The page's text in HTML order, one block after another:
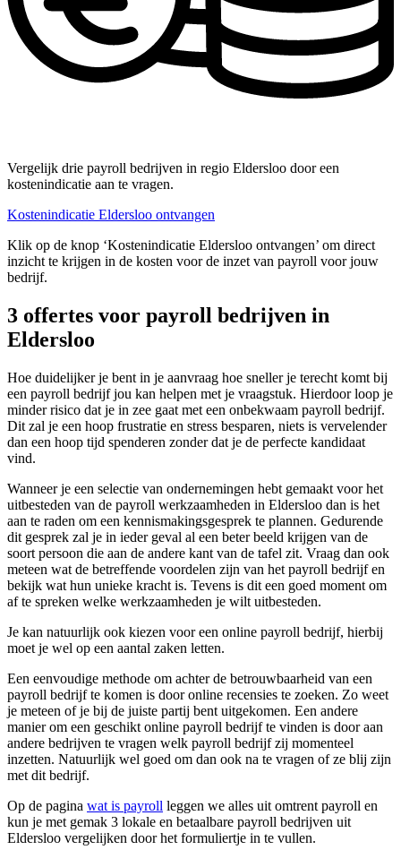
Vergelijk drie payroll bedrijven in regio Eldersloo door een
kostenindicatie aan te vragen.
Kostenindicatie Eldersloo ontvangen
Klik op de knop ‘Kostenindicatie Eldersloo ontvangen’ om direct
inzicht te krijgen in de kosten voor de inzet van payroll voor jouw
bedrijf.
3 offertes voor payroll bedrijven in
Eldersloo
Hoe duidelijker je bent in je aanvraag hoe sneller je terecht komt bij
een payroll bedrijf jou kan helpen met je vraagstuk. Hierdoor loop je
minder risico dat je in zee gaat met een onbekwaam payroll bedrijf.
Dit zal je een hoop frustratie en stress besparen, niets is vervelender
dan een hoop tijd spenderen zonder dat je de perfecte kandidaat
vind.
Wanneer je een selectie van ondernemingen hebt gemaakt voor het
uitbesteden van de payroll werkzaamheden in Eldersloo dan is het
aan te raden om een kennismakingsgesprek te plannen. Gedurende
dit gesprek zal je in ieder geval al een beter beeld krijgen van de
soort persoon die aan de andere kant van de tafel zit. Vraag dan ook
meteen wat de betreffende voordelen zijn van het payroll bedrijf en
bekijk wat hun unieke kracht is. Tevens is dit een goed moment om
af te spreken welke werkzaamheden je wilt uitbesteden.
Je kan natuurlijk ook kiezen voor een online payroll bedrijf, hierbij
moet je wel op een aantal zaken letten.
Een eenvoudige methode om achter de betrouwbaarheid van een
payroll bedrijf te komen is door online recensies te zoeken. Zo weet
je meteen of je bij de juiste partij bent uitgekomen. Een andere
manier om een geschikt online payroll bedrijf te vinden is door aan
andere bedrijven te vragen welk payroll bedrijf zij momenteel
inzetten. Natuurlijk wel goed om dan ook na te vragen of ze blij zijn
met dit bedrijf.
Op de pagina wat is payroll leggen we alles uit omtrent payroll en
kun je met gemak 3 lokale en betaalbare payroll bedrijven uit
Eldersloo vergelijken door het formuliertje in te vullen.